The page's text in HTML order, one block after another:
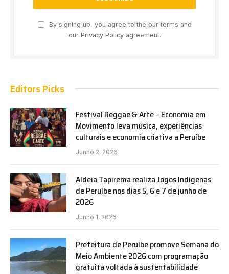
By signing up, you agree to the our terms and
our Privacy Policyagreement.
Editors Picks
Festival Reggae & Arte – Economia em
Movimento leva música, experiências
culturais e economia criativa a Peruíbe
Junho 2, 2026
Aldeia Tapirema realiza Jogos Indígenas
de Peruíbe nos dias 5, 6 e 7 de junho de
2026
Junho 1, 2026
Prefeitura de Peruíbe promove Semana do
Meio Ambiente 2026 com programação
gratuita voltada à sustentabilidade